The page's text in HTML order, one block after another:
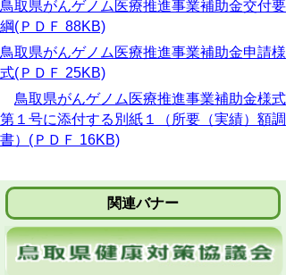
鳥取県がんゲノム医療推進事業補助金交付要
綱(ＰＤＦ 88KB)
鳥取県がんゲノム医療推進事業補助金申請様
式(ＰＤＦ 25KB)
鳥取県がんゲノム医療推進事業補助金様式
第１号に添付する別紙１（所要（実績）額調
書）(ＰＤＦ 16KB)
関連バナー